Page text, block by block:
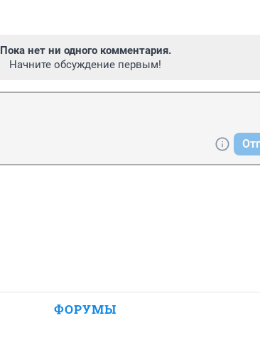
Пока нет ни одного комментария.
Начните обсуждение первым!
ФОРУМЫ